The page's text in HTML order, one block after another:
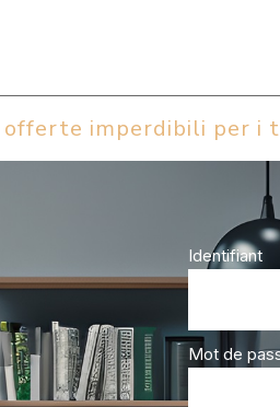
imperdibili per i
Identifiant
Mot de